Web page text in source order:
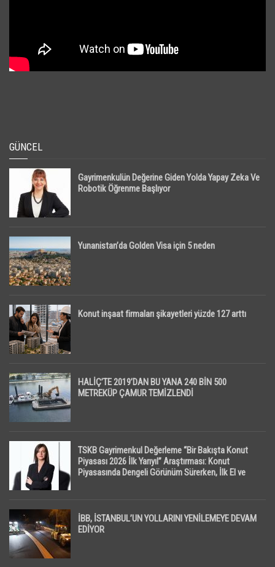
GÜNCEL
Gayrimenkulün Değerine Giden Yolda Yapay Zeka Ve
Robotik Öğrenme Başlıyor
Yunanistan’da Golden Visa için 5 neden
Konut inşaat firmaları şikayetleri yüzde 127 arttı
HALİÇ’TE 2019’DAN BU YANA 240 BİN 500
METREKÜP ÇAMUR TEMİZLENDİ
TSKB Gayrimenkul Değerleme “Bir Bakışta Konut
Piyasası 2026 İlk Yarıyıl” Araştırması: Konut
Piyasasında Dengeli Görünüm Sürerken, İlk El ve
İBB, İSTANBUL’UN YOLLARINI YENİLEMEYE DEVAM
EDİYOR